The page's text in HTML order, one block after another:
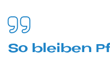
So blei­ben